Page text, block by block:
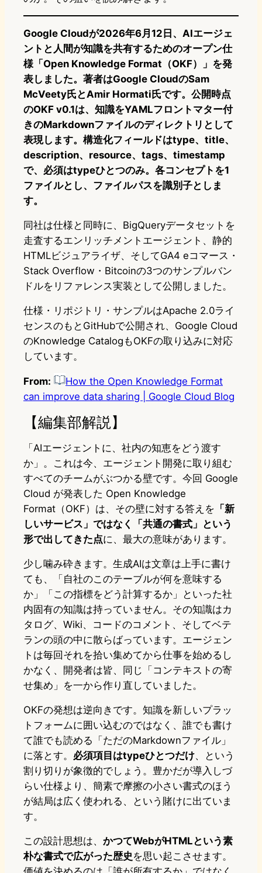
Google Cloudが2026年6月12日、AIエージェ
ントと人間が知識を共有するためのオープン仕
様「Open Knowledge Format（OKF）」を発
表しました。著者はGoogle CloudのSam
McVeety氏とAmir Hormati氏です。公開時点
のOKF v0.1は、知識をYAMLフロントマター付
きのMarkdownファイルのディレクトリとして
表現します。構造化フィールドはtype、title、
description、resource、tags、timestamp
で、必須はtypeひとつのみ。各コンセプトを1
ファイルとし、ファイルパスを識別子としま
す。
同社は仕様と同時に、BigQueryデータセットを
走査するエンリッチメントエージェント、静的
HTMLビジュアライザ、そしてGA4 eコマース・
Stack Overflow・Bitcoinの3つのサンプルバン
ドルをリファレンス実装として公開しました。
仕様・リポジトリ・サンプルはApache 2.0ライ
センスのもとGitHubで公開され、Google Cloud
のKnowledge CatalogもOKFの取り込みに対応
しています。
From:
How the Open Knowledge Format
can improve data sharing | Google Cloud Blog
【編集部解説】
「AIエージェントに、社内の知恵をどう渡す
か」。これは今、エージェント開発に取り組む
すべてのチームがぶつかる壁です。今回 Google
Cloud が発表した Open Knowledge
Format（OKF）は、その壁に対する答えを 「新
しいサービス」ではなく「共通の書式」という
形で出してきた点に、最大の意味があります。
少し噛み砕きます。生成AIは文章は上手に書け
ても、「自社のこのテーブルが何を意味する
か」「この指標をどう計算するか」といった社
内固有の知識は持っていません。その知識はカ
タログ、Wiki、コードのコメント、そしてベテ
ランの頭の中に散らばっています。エージェン
トは毎回それを拾い集めてから仕事を始めるし
かなく、開発者は皆、同じ「コンテキストの寄
せ集め」を一から作り直していました。
OKFの発想は逆向きです。知識を新しいプラッ
トフォームに囲い込むのではなく、誰でも書け
て誰でも読める「ただのMarkdownファイル」
に落とす。 必須項目はtypeひとつだけ、という
割り切りが象徴的でしょう。豊かだが導入しづ
らい仕様より、簡素で摩擦の小さい書式のほう
が結局は広く使われる、という賭けに出ていま
す。
この設計思想は、 かつてWebがHTMLという素
朴な書式で広がった歴史 を思い起こさせます。